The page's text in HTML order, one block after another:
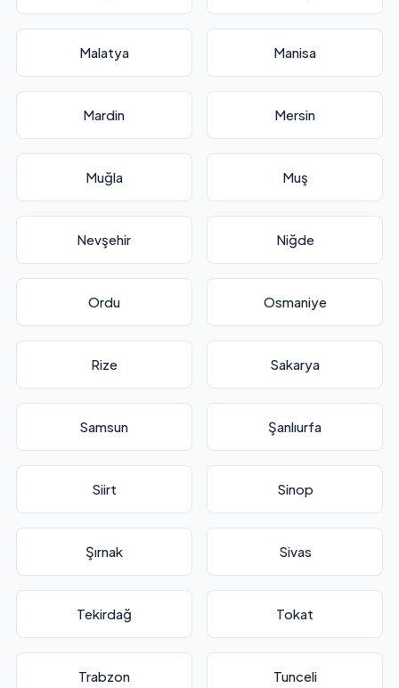
Malatya Manisa
Mardin Mersin
Muğla Muş
Nevşehir Niğde
Ordu Osmaniye
Rize Sakarya
Samsun Şanlıurfa
Siirt Sinop
Şırnak Sivas
Tekirdağ Tokat
Trabzon Tunceli